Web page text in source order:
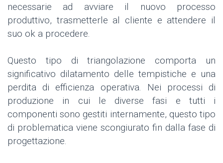
necessarie ad avviare il nuovo processo
produttivo, trasmetterle al cliente e attendere il
suo ok a procedere.
Questo tipo di triangolazione comporta un
significativo dilatamento delle tempistiche e una
perdita di efficienza operativa. Nei processi di
produzione in cui le diverse fasi e tutti i
componenti sono gestiti internamente, questo tipo
di problematica viene scongiurato fin dalla fase di
progettazione.